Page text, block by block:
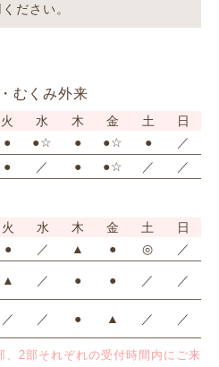
ださい。
むくみ外来
火 水 木 金 土
日
● ●☆ ● ●☆ ●
／
● ／ ● ●☆ ／ ／
火 水 木 金 土
日
● ／ ▲ ● ◎
／
▲ ／ ● ● ／ ／
／ ／ ● ▲ ／ ／
、2部それぞれの受付時間内にご来